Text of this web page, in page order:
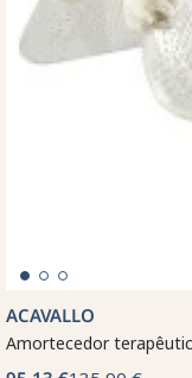
ACAVALLO
Amortecedor